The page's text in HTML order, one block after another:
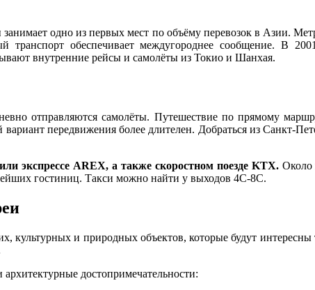
одно из первых мест по объёму перевозок в Азии.
обеспечивает междугороднее сообщение. В
внутренние рейсы и самолёты из Токио и Шанхая.
отправляются самолёты. Путешествие по прямому
передвижения более длителен. Добраться из Санкт-
экспрессе AREX, а также скоростном поезде KTX.Около
гостиниц. Такси можно найти у выходов 4C-8C.
и природных объектов, которые будут интересны
достопримечательности: